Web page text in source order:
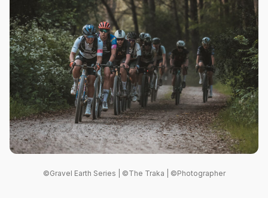
©Gravel Earth Series | ©The Traka | ©Photographer